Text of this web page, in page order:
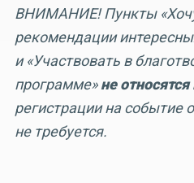
ВНИМАНИЕ! Пункты
рекомендации
и «Участвовать в
программе»не
регистрации на событие
не требуется.